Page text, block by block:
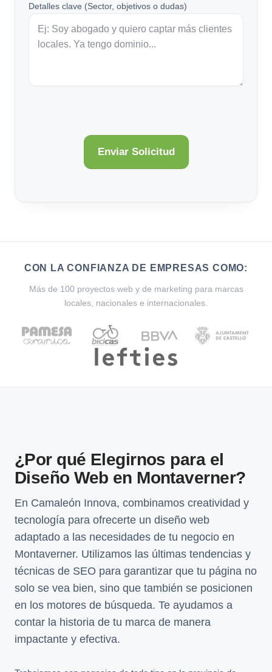
Detalles clave (Sector, objetivos o dudas)
CON LA CONFIANZA DE EMPRESAS COMO:
Más de 100 proyectos web y de marketing para marcas
locales, nacionales e internacionales.
¿Por qué Elegirnos para el
Diseño Web en Montaverner?
En Camaleón Innova, combinamos creatividad y
tecnología para ofrecerte un diseño web
adaptado a las necesidades de tu negocio en
Montaverner. Utilizamos las últimas tendencias y
técnicas de SEO para garantizar que tu página no
solo se vea bien, sino que también se posicionen
en los motores de búsqueda. Te ayudamos a
contar la historia de tu marca de manera
impactante y efectiva.